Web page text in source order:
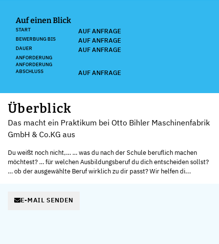
Auf einen Blick
START AUF ANFRAGE
BEWERBUNG BIS AUF ANFRAGE
DAUER AUF ANFRAGE
ANFORDERUNG
ANFORDERUNG
ABSCHLUSS
AUF ANFRAGE
Überblick
Das macht ein Praktikum bei Otto Bihler Maschinenfabrik
GmbH & Co.KG aus
Du weißt noch nicht,… … was du nach der Schule beruflich machen
möchtest? … für welchen Ausbildungsberuf du dich entscheiden sollst?
… ob der ausgewählte Beruf wirklich zu dir passt? Wir helfen di...
E-MAIL SENDEN